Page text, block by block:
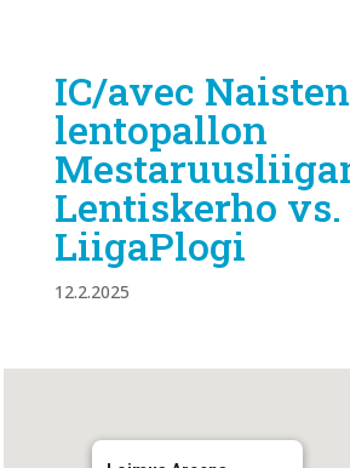
IC/avec Naisten
lentopallon
Lentiskerho vs.
LiigaPlogi
12.2.2025